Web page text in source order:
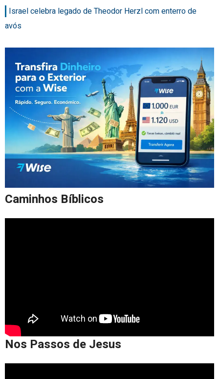
Israel celebra legado de Theodor Herzl com enterro de
avós
Caminhos Bíblicos
Nos Passos de Jesus